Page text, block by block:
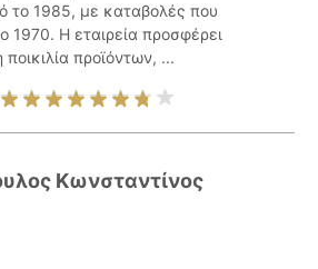
το 1985, με καταβολές που
1970. Η εταιρεία προσφέρει
προϊόντων, ...
Κωνσταντίνος